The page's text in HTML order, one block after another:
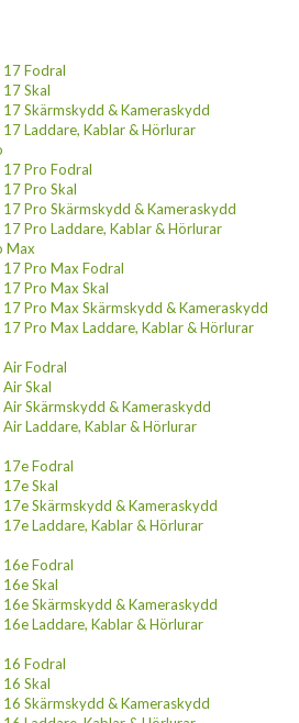
17 Fodral
Skal
17 Skärmskydd & Kameraskydd
17 Laddare, Kablar & Hörlurar
17 Pro Fodral
Pro Skal
17 Pro Skärmskydd & Kameraskydd
17 Pro Laddare, Kablar & Hörlurar
Max
17 Pro Max Fodral
17 Pro Max Skal
17 Pro Max Skärmskydd & Kameraskydd
17 Pro Max Laddare, Kablar & Hörlurar
Air Fodral
Skal
Air Skärmskydd & Kameraskydd
Air Laddare, Kablar & Hörlurar
17e Fodral
Skal
17e Skärmskydd & Kameraskydd
17e Laddare, Kablar & Hörlurar
16e Fodral
Skal
16e Skärmskydd & Kameraskydd
16e Laddare, Kablar & Hörlurar
16 Fodral
Skal
16 Skärmskydd & Kameraskydd